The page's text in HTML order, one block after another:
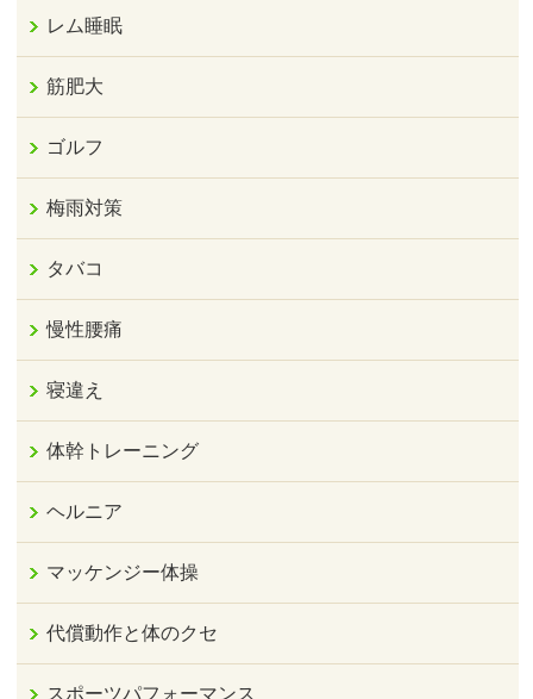
レム睡眠
筋肥大
ゴルフ
梅雨対策
タバコ
慢性腰痛
寝違え
体幹トレーニング
ヘルニア
マッケンジー体操
代償動作と体のクセ
スポーツパフォーマンス